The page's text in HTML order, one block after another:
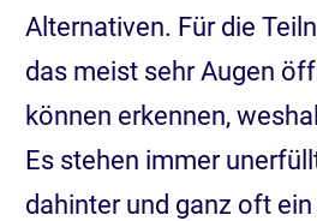
Alternativen. Für die
das meist sehr Augen
können erkennen,
Es stehen immer
dahinter und ganz oft